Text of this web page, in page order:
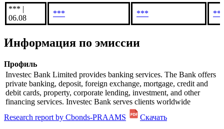
*** |
06.08
*** ***
Информация по эмиссии
Профиль
Investec Bank Limited provides banking services. The Bank offers
private banking, deposit, foreign exchange, mortgage, credit and
debit cards, property, corporate lending, investment, and other
financing services. Investec Bank serves clients worldwide
Research report by Cbonds-PRAAMS
Скачать